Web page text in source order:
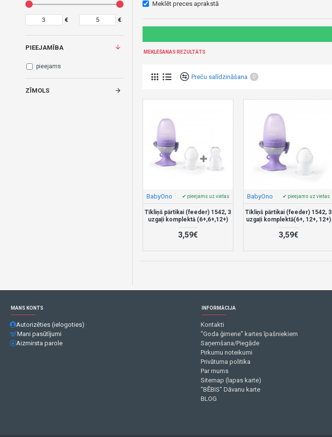
€ €
ZĪMOLS
PIEEJAMĪBA
pieejams
Meklēt preces aprakstā
MEKLĒŠANAS REZULTĀTS
Preču salīdzināšana 0
BabyOno ✔ pieejams uz vietas
Tīkliņš pārtikai (feeder) 1542, 3
uzgaļi komplektā (6+,6+,12+)
3,59€
BabyOno ✔ pieejams uz vietas
Tīkliņš pārtikai (feeder) 1542, 3
uzgaļi komplektā(6+, 12+, 12+)
3,59€
MANS KONTS
Autorizēties (ielogoties)
Mani pasūtījumi
Aizmirsta parole
INFORMĀCIJA
Kontakti
"Goda ģimene" kartes īpašniekiem
Saņemšana/Piegāde
Pirkumu noteikumi
Privātuma politika
Par mums
Sitemap (lapas karte)
"BĒBIS" Dāvanu karte
BLOG